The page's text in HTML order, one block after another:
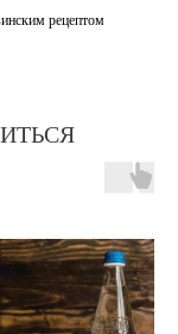
рецептом